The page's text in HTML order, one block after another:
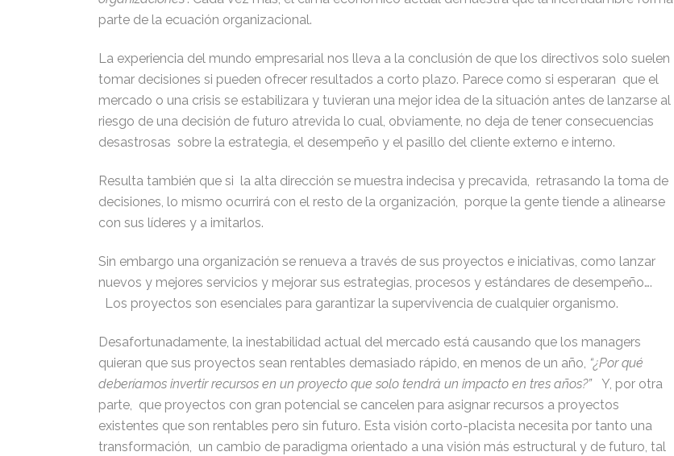
parte de la ecuación organizacional.
La experiencia del mundo empresarial nos lleva a la conclusión de que los directivos solo suelen
tomar decisiones si pueden ofrecer resultados a corto plazo. Parece como si esperaran que el
mercado o una crisis se estabilizara y tuvieran una mejor idea de la situación antes de lanzarse al
riesgo de una decisión de futuro atrevida lo cual, obviamente, no deja de tener consecuencias
desastrosas sobre la estrategia, el desempeño y el pasillo del cliente externo e interno.
Resulta también que si la alta dirección se muestra indecisa y precavida, retrasando la toma de
decisiones, lo mismo ocurrirá con el resto de la organización, porque la gente tiende a alinearse
con sus líderes y a imitarlos.
Sin embargo una organización se renueva a través de sus proyectos e iniciativas, como lanzar
nuevos y mejores servicios y mejorar sus estrategias, procesos y estándares de desempeño….
Los proyectos son esenciales para garantizar la supervivencia de cualquier organismo.
Desafortunadamente, la inestabilidad actual del mercado está causando que los managers
quieran que sus proyectos sean rentables demasiado rápido, en menos de un año, “¿Por qué
deberíamos invertir recursos en un proyecto que solo tendrá un impacto en tres años?” Y, por otra
parte, que proyectos con gran potencial se cancelen para asignar recursos a proyectos
existentes que son rentables pero sin futuro. Esta visión corto-placista necesita por tanto una
transformación, un cambio de paradigma orientado a una visión más estructural y de futuro, tal